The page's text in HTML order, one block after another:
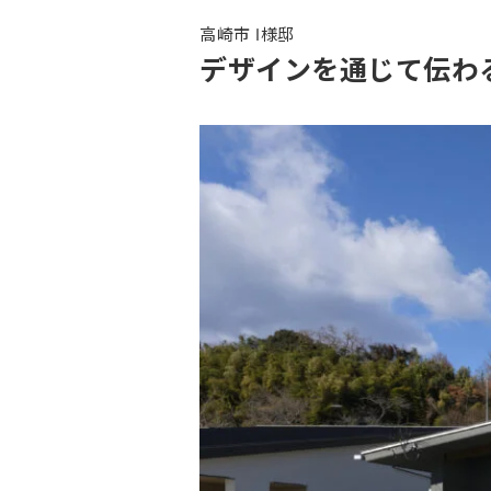
高崎市 I様邸
デザインを通じて伝わ